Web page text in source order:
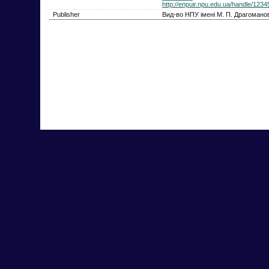
http://enpuir.npu.edu.ua/handle/
Publisher
Вид-во НПУ імені М. П.